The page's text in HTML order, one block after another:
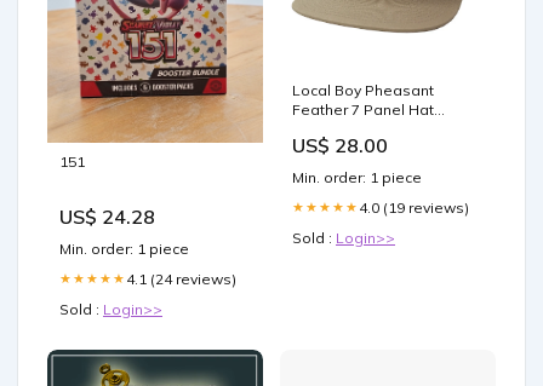
151
US$ 24.28
Min. order: 1 piece
★★★★★ 4.1 (24 reviews)
Sold : Login>>
Local Boy Pheasant
Feather 7 Panel Hat
US$ 28.00
Min. order: 1 piece
★★★★★ 4.0 (19 reviews)
Sold : Login>>